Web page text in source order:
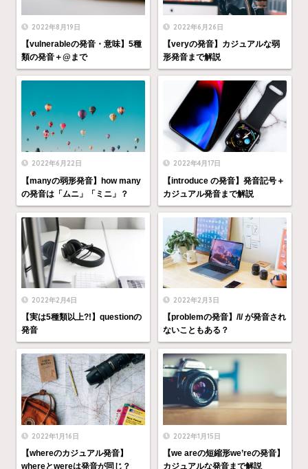
2022年8月19日
【vulnerableの発音・意味】5種
類の発音＋@まで
2022年6月26日
【veryの発音】カジュアルな弱
形発音まで解説
2022年6月22日
【manyの弱形発音】how many
の発音は「ムニ」「ミニ」？
2022年4月17日
【introduce の発音】発音記号＋
カジュアル発音まで解説
2022年2月4日
【実は5種類以上?!】questionの
発音
2022年2月3日
【problemの発音】/l/ が発音され
ないこともある？
2022年1月16日
【whereのカジュアル発音】
whereとwereは発音が同じ？
2022年1月15日
【we areの短縮形we’reの発音】
カジュアルな発音まで解説